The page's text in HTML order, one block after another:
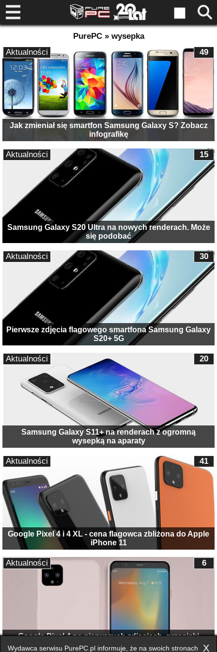
PurePC » wysepka
Jak zmieniał się smartfon Samsung Galaxy S? Zobacz
infografikę
49
Aktualności
Samsung Galaxy S20 Ultra na nowych renderach. Może
się podobać
15
Aktualności
Pierwsze zdjęcia flagowego smartfona Samsung Galaxy
S20+ 5G
30
Aktualności
Samsung Galaxy S11+ na renderach z ogromną
wysepką na aparaty
20
Aktualności
Google Pixel 4 i 4 XL - cena flagowca zbliżona do Apple
iPhone 11
41
Aktualności
Google Pixel 4 na pierwszych zdjęciach, przecieki
potwierdzone
6
Aktualności
X
Wydawca serwisu PurePC.pl informuje, że na swoich stronach